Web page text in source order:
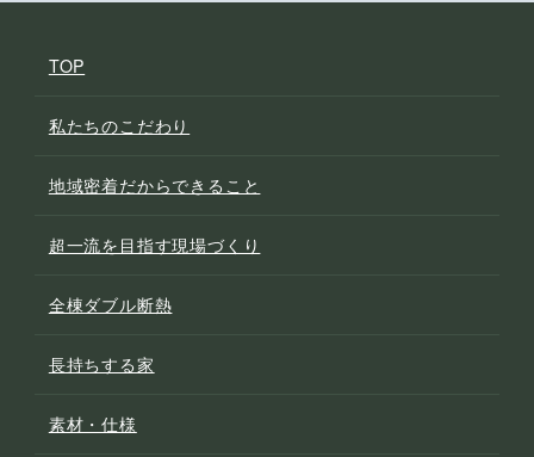
TOP
私たちのこだわり
地域密着だからできること
超一流を目指す現場づくり
全棟ダブル断熱
長持ちする家
素材・仕様